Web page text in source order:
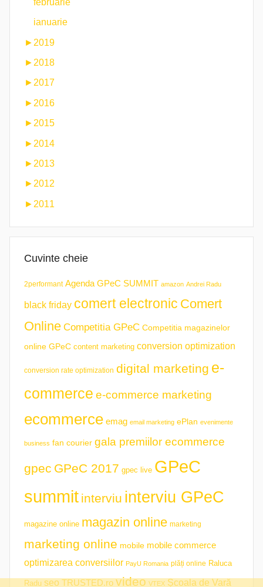
februarie
ianuarie
► 2019
► 2018
►2017
► 2016
► 2015
► 2014
► 2013
► 2012
► 2011
Cuvinte cheie
2performant Agenda GPeC SUMMIT amazon Andrei Radu
black friday comert electronic Comert
Online Competitia GPeC Competitia magazinelor
online GPeC content marketing conversion optimization
conversion rate optimization digital marketing e-
commerce e-commerce marketing
ecommerce emag email marketing ePlan evenimente
business fan courier gala premiilor ecommerce
gpec GPeC 2017 gpec live GPeC
summit interviu interviu GPeC
magazine online magazin online marketing
marketing online mobile mobile commerce
optimizarea conversiilor PayU Romania plăți online Raluca
Radu seo TRUSTED.ro video VTEX Școala de Vară